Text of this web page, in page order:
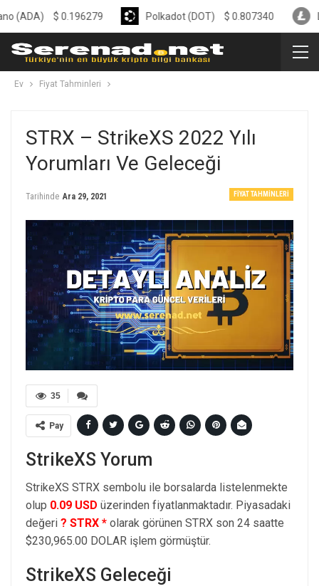
Ev Fiyat Tahminleri
STRX – StrikeXS 2022 Yılı
Yorumları Ve Geleceği
FIYAT TAHMINLERI
Tarihinde Ara 29, 2021
35
Pay
StrikeXS Yorum
StrikeXS STRX sembolu ile borsalarda listelenmekte
olup 0.09 USD üzerinden fiyatlanmaktadır. Piyasadaki
değeri ? STRX * olarak görünen STRX son 24 saatte
$230,965.00 DOLAR işlem görmüştür.
StrikeXS Geleceği
$0.196279 Polkadot (DOT) $0.807340 Litecoin